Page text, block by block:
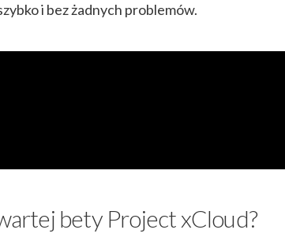
i bez żadnych problemów.
bety Project xCloud?